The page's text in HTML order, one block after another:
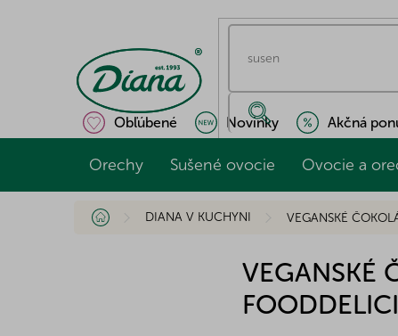
Obľúbené Novinky Akčná
Orechy Sušené ovocie Ovocie a
DomovDIANA V KUCHYNI VEGANSKÉ
VEGANSKÉ